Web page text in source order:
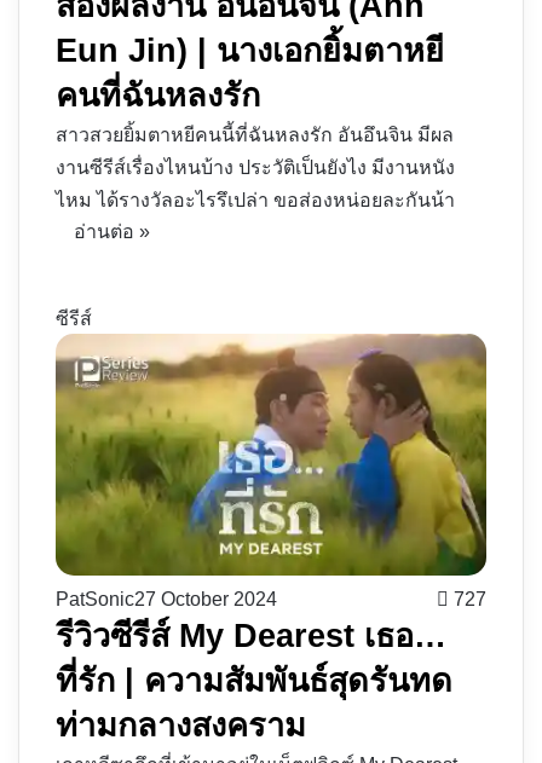
Eun Jin) | นางเอกยิ้มตาหยี
คนที่ฉันหลงรัก
สาวสวยยิ้มตาหยีคนนี้ที่ฉันหลงรัก อันอึนจิน มีผล
งานซีรีส์เรื่องไหนบ้าง ประวัติเป็นยังไง มีงานหนัง
ไหม ได้รางวัลอะไรรึเปล่า ขอส่องหน่อยละกันน้า
อ่านต่อ »
ซีรีส์
PatSonic27 October 2024 727
รีวิวซีรีส์ My Dearest เธอ…
ที่รัก | ความสัมพันธ์สุดรันทด
ท่ามกลางสงคราม